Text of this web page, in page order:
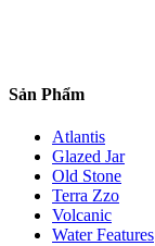
Sản Phẩm
Atlantis
Glazed Jar
Old Stone
Terra Zzo
Volcanic
Water Features